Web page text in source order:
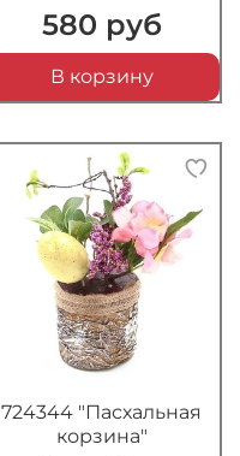
580 руб
В корзину
724344 "Пасхальная
корзина"